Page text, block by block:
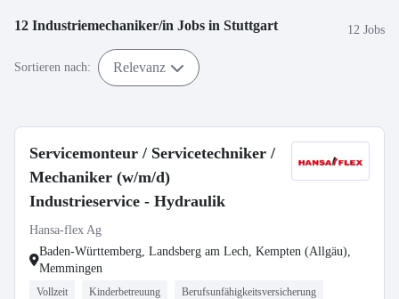
12 Industriemechaniker/in Jobs in Stuttgart 12 Jobs
Sortieren nach: Relevanz
Servicemonteur / Servicetechniker /
Mechaniker (w/m/d)
Industrieservice - Hydraulik
Hansa-flex Ag
Baden-Württemberg, Landsberg am Lech, Kempten (Allgäu),
Memmingen
Vollzeit Kinderbetreuung Berufsunfähigkeitsversicherung